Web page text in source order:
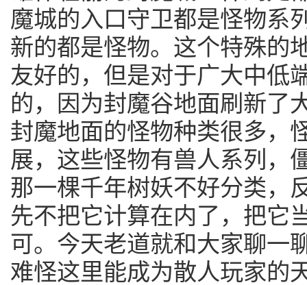
魔城的入口守卫都是怪物系
新的都是怪物。这个特殊的
友好的，但是对于广大中低
的，因为封魔谷地面刷新了
封魔地面的怪物种类很多，
展，这些怪物有兽人系列，
那一棵千年树妖不好分类，
先不把它计算在内了，把它
可。今天老道就和大家聊一
难怪这里能成为散人玩家的